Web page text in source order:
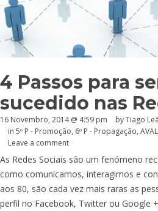
4 Passos para
sucedido nas
16 Novembro, 2014 @ 4:59 pm
by Tiago
in 5º P - Promoção, 6º P - Propagação,
Leave a comment
As Redes Sociais são um fenómeno
como comunicamos, interagimos e
aos 80, são cada vez mais raras as
perfil no Facebook, Twitter ou Google